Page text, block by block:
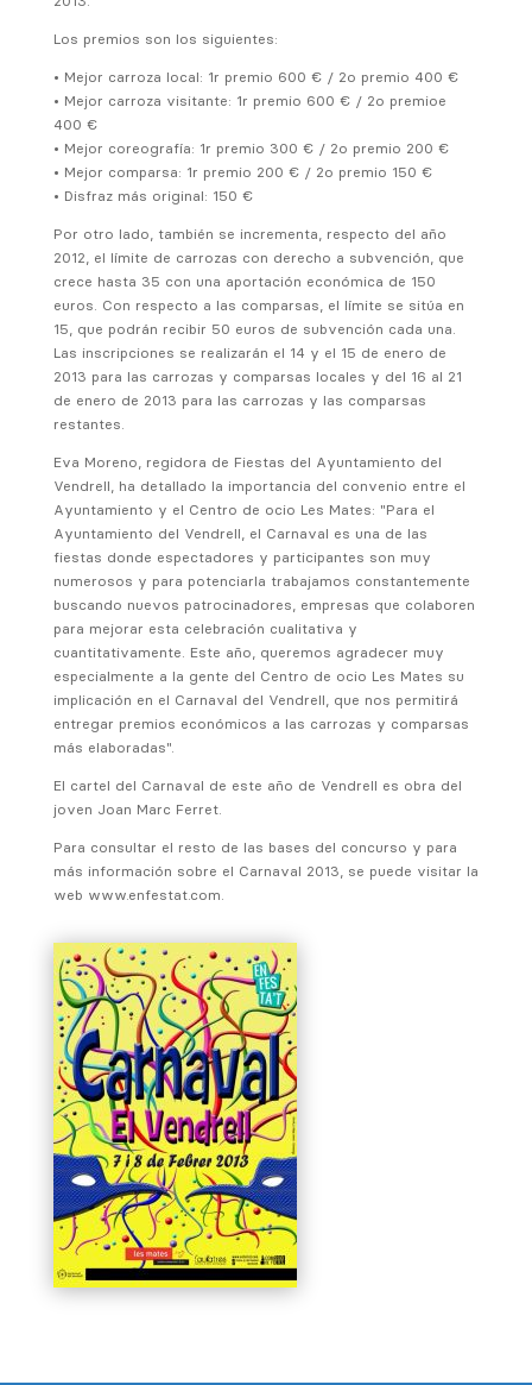
Los premios son los siguientes:
• Mejor carroza local: 1r premio 600 € / 2o premio 400 €
• Mejor carroza visitante: 1r premio 600 € / 2o premioe
400 €
• Mejor coreografía: 1r premio 300 € / 2o premio 200 €
• Mejor comparsa: 1r premio 200 € / 2o premio 150 €
• Disfraz más original: 150 €
Por otro lado, también se incrementa, respecto del año
2012, el límite de carrozas con derecho a subvención, que
crece hasta 35 con una aportación económica de 150
euros. Con respecto a las comparsas, el límite se sitúa en
15, que podrán recibir 50 euros de subvención cada una.
Las inscripciones se realizarán el 14 y el 15 de enero de
2013 para las carrozas y comparsas locales y del 16 al 21
de enero de 2013 para las carrozas y las comparsas
restantes.
Eva Moreno, regidora de Fiestas del Ayuntamiento del
Vendrell, ha detallado la importancia del convenio entre el
Ayuntamiento y el Centro de ocio Les Mates: "Para el
Ayuntamiento del Vendrell, el Carnaval es una de las
fiestas donde espectadores y participantes son muy
numerosos y para potenciarla trabajamos constantemente
buscando nuevos patrocinadores, empresas que colaboren
para mejorar esta celebración cualitativa y
cuantitativamente. Este año, queremos agradecer muy
especialmente a la gente del Centro de ocio Les Mates su
implicación en el Carnaval del Vendrell, que nos permitirá
entregar premios económicos a las carrozas y comparsas
más elaboradas".
El cartel del Carnaval de este año de Vendrell es obra del
joven Joan Marc Ferret.
Para consultar el resto de las bases del concurso y para
más información sobre el Carnaval 2013, se puede visitar la
web www.enfestat.com.